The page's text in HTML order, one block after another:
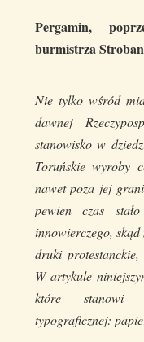
Pergamin,
burmistrza
Nie tylko wśród
dawnej
stanowisko w
Toruńskie wyroby
nawet poza jej
pewien czas
innowierczego, skąd
druki
W artykule
które stanowi
typograficznej: